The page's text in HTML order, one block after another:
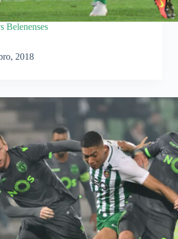
Belenenses
2018